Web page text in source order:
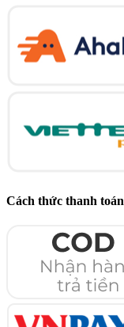
Cách thức thanh toán